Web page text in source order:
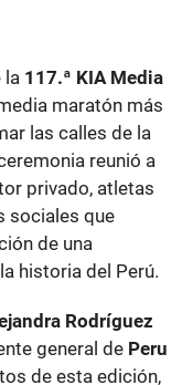
la 117.ª KIA Media
maratón más
las calles de la
reunió a
privado, atletas
sociales que
de una
historia del Perú.
Rodríguez
general de Peru
de esta edición,